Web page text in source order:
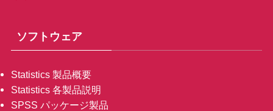
ソフトウェア
Statistics 製品概要
Statistics 各製品説明
SPSS パッケージ製品